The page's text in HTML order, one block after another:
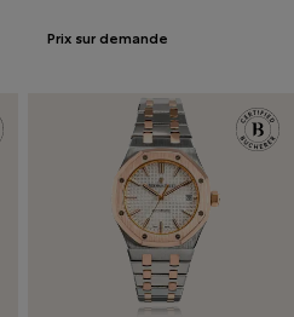
Prix sur demande